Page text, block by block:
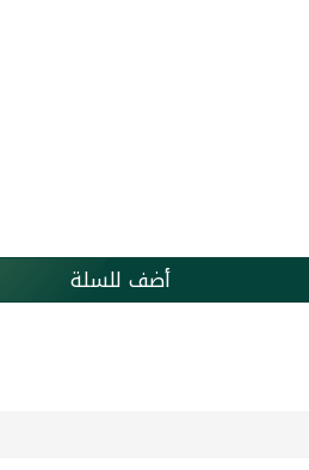
أضف للسلة